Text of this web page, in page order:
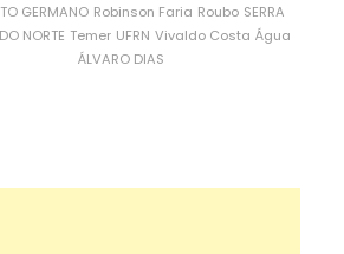
GERMANO Robinson Faria Roubo SERRA
NORTE Temer UFRN Vivaldo Costa Água
ÁLVARO DIAS